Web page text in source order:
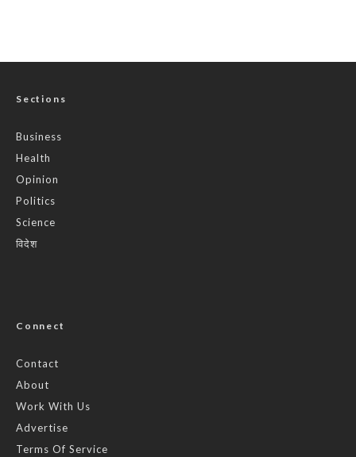
Sections
Business
Health
Opinion
Politics
Science
विदेश
Connect
Contact
About
Work With Us
Advertise
Terms Of Service